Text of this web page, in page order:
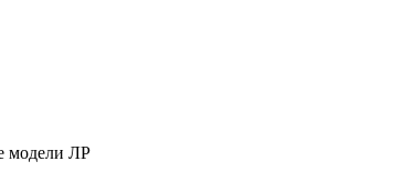
модели ЛР